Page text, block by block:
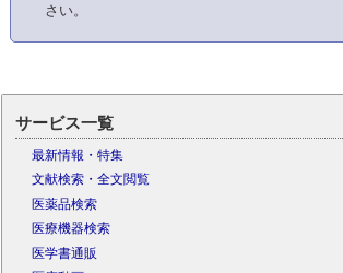
さい。
サービス一覧
最新情報・特集
文献検索・全文閲覧
医薬品検索
医療機器検索
医学書通販